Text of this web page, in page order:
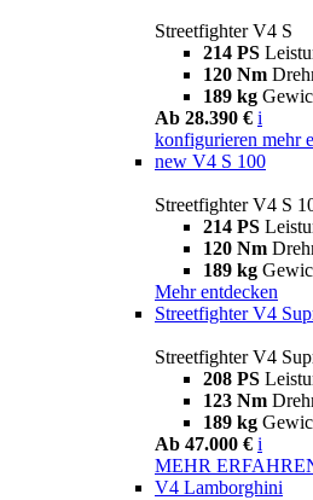
Streetfighter V4 S
214 PS
120 Nm
189 kg
Ab 28.390 € i
konfigurieren mehr
new V4 S 100
Streetfighter V4 S
214 PS
120 Nm
189 kg
Mehr entdecken
Streetfighter V4
Streetfighter V4
208 PS
123 Nm
189 kg
Ab 47.000 € i
MEHR
V4 Lamborghini